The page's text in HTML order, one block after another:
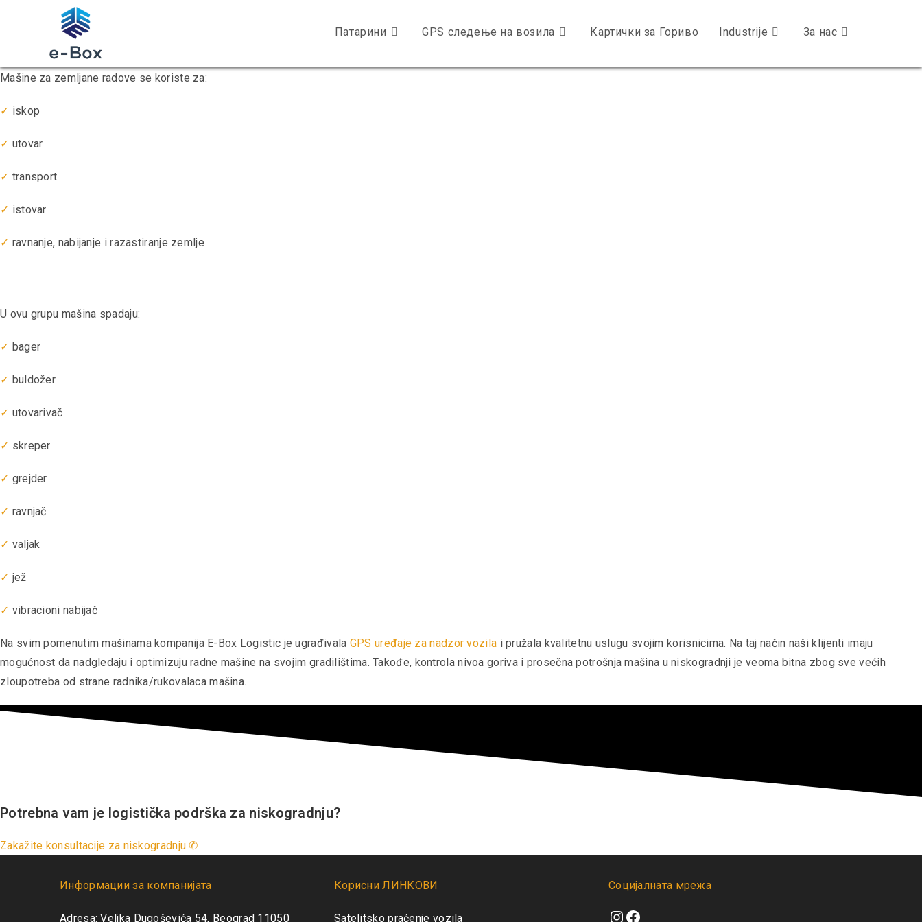
Патарини GPS следење на возила Картички за Гориво Industrije За нас
Sektori industrije
Niskogradnja
Mašine za zemljane radove se koriste za:
✓ iskop
✓ utovar
✓ transport
✓ istovar
✓ ravnanje, nabijanje i razastiranje zemlje
U ovu grupu mašina spadaju:
✓ bager
✓ buldožer
✓ utovarivač
✓ skreper
✓ grejder
✓ ravnjač
✓ valjak
✓ jež
✓ vibracioni nabijač
Na svim pomenutim mašinama kompanija E-Box Logistic je ugrađivala GPS uređaje za nadzor vozila i pružala kvalitetnu uslugu svojim korisnicima. Na taj način naši klijenti imaju
mogućnost da nadgledaju i optimizuju radne mašine na svojim gradilištima. Takođe, kontrola nivoa goriva i prosečna potrošnja mašina u niskogradnji je veoma bitna zbog sve većih
zloupotreba od strane radnika/rukovalaca mašina.
Potrebna vam je logistička podrška za niskogradnju?
Zakažite konsultacije za niskogradnju ✆
Информации за компанијата
Adresa: Veljka Dugoševića 54, Beograd 11050
Корисни ЛИНКОВИ
Satelitsko praćenje vozila
Социјалната мрежа
Instagram
Facebook